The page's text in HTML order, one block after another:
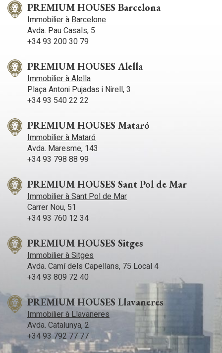
PREMIUM HOUSES Barcelona
Immobilier à Barcelone
Avda. Pau Casals, 5
+34 93 200 30 79
PREMIUM HOUSES Alella
Immobilier à Alella
Plaça Antoni Pujadas i Nirell, 3
+34 93 540 22 22
PREMIUM HOUSES Mataró
Immobilier à Mataró
Avda. Maresme, 143
+34 93 798 88 99
PREMIUM HOUSES Sant Pol de Mar
Immobilier à Sant Pol de Mar
Carrer Nou, 51
+34 93 760 12 34
PREMIUM HOUSES Sitges
Immobilier à Sitges
Avda. Camí­ dels Capellans, 75 Local 4
+34 93 809 72 40
PREMIUM HOUSES Llavaneres
Immobilier à Llavaneres
Avda. Catalunya, 2
+34 93 792 77 77